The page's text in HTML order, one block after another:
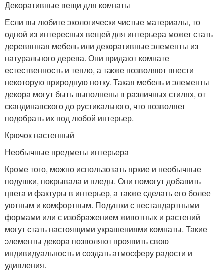
Декоративные вещи для комнаты
Если вы любите экологически чистые материалы, то
одной из интересных вещей для интерьера может стать
деревянная мебель или декоративные элементы из
натурального дерева. Они придают комнате
естественность и тепло, а также позволяют внести
некоторую природную нотку. Такая мебель и элементы
декора могут быть выполнены в различных стилях, от
скандинавского до рустикального, что позволяет
подобрать их под любой интерьер.
Крючок настенный
Необычные предметы интерьера
Кроме того, можно использовать яркие и необычные
подушки, покрывала и пледы. Они помогут добавить
цвета и фактуры в интерьер, а также сделать его более
уютным и комфортным. Подушки с нестандартными
формами или с изображением животных и растений
могут стать настоящими украшениями комнаты. Такие
элементы декора позволяют проявить свою
индивидуальность и создать атмосферу радости и
удивления.